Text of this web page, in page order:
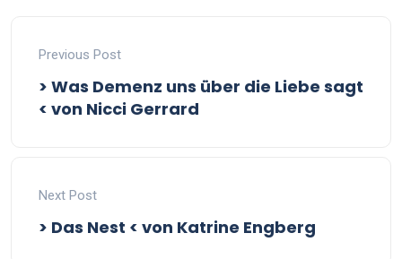
Previous Post
> Was Demenz uns über die Liebe sagt
< von Nicci Gerrard
Next Post
> Das Nest < von Katrine Engberg